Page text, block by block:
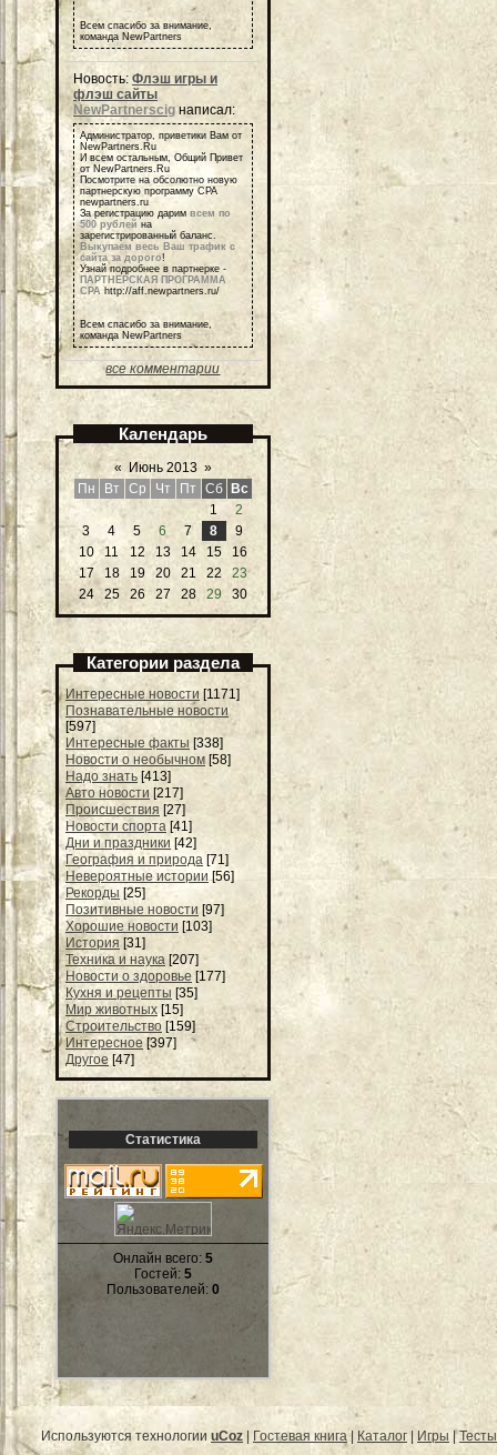
Всем спасибо за внимание,
команда NewPartners
Новость: Флэш игры и
флэш сайты
NewPartnerscigнаписал:
Администратор, приветики Вам от
NewPartners.Ru
И всем остальным, Общий Привет
от NewPartners.Ru
Посмотрите на обсолютно новую
партнерскую программу СРА
newpartners.ru
За регистрацию дарим всем по
500 рублей на
зарегистрированный баланс.
Выкупаем весь Ваш трафик с
сайта за дорого!
Узнай подробнее в партнерке -
ПАРТНЕРСКАЯ ПРОГРАММА
СРА http://aff.newpartners.ru/
Всем спасибо за внимание,
команда NewPartners
все комментарии
Календарь
« Июнь 2013 »
Пн
Вт Ср Чт Пт Сб
Вс
1
2
3
4 5 6 7 8
9
10
11 12 13 14 15
16
17
18 19 20 21 22
23
24
25 26 27 28 29 30
Категории раздела
Интересные новости [1171]
Познавательные новости
[597]
Интересные факты [338]
Новости о необычном [58]
Надо знать [413]
Авто новости [217]
Происшествия [27]
Новости спорта [41]
Дни и праздники [42]
География и природа [71]
Невероятные истории [56]
Рекорды [25]
Позитивные новости [97]
Хорошие новости [103]
История [31]
Техника и наука [207]
Новости о здоровье [177]
Кухня и рецепты [35]
Мир животных [15]
Строительство [159]
Интересное [397]
Другое [47]
Статистика
Онлайн всего: 5
Гостей: 5
Пользователей: 0
Используются технологии uCoz Гостевая книга| Каталог Игры |Тесты